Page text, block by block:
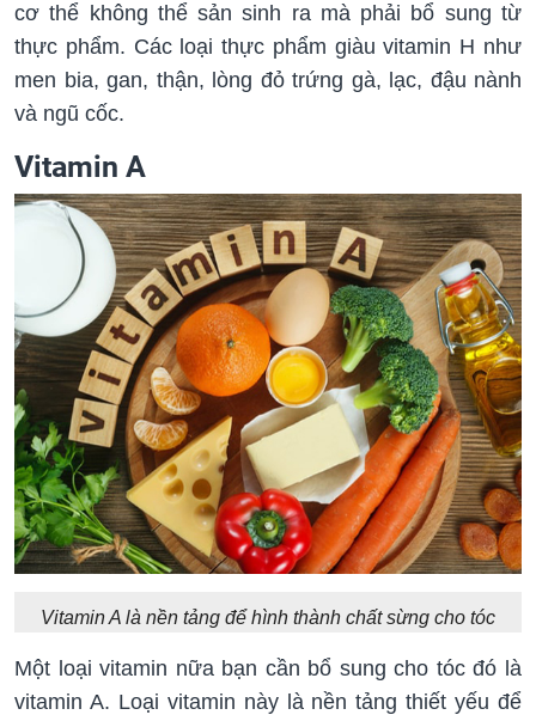
cơ thể không thể sản sinh ra mà phải bổ sung từ
thực phẩm. Các loại thực phẩm giàu vitamin H như
men bia, gan, thận, lòng đỏ trứng gà, lạc, đậu nành
và ngũ cốc.
Vitamin A
Vitamin A là nền tảng để hình thành chất sừng cho tóc
Một loại vitamin nữa bạn cần bổ sung cho tóc đó là
vitamin A. Loại vitamin này là nền tảng thiết yếu để